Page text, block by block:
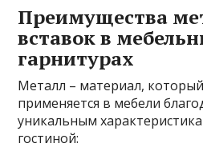
Преимущества
вставок в
гарнитурах
Металл – материал,
применяется в мебели
уникальным
гостиной: